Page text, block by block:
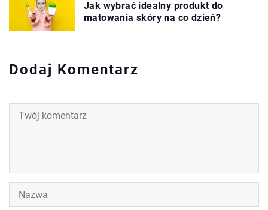
Jak wybrać idealny produkt do
matowania skóry na co dzień?
Dodaj Komentarz